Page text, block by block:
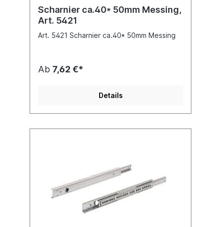
Scharnier ca.40* 50mm Messing,
Art. 5421
Art. 5421 Scharnier ca.40* 50mm Messing
Ab 7,62 €*
Details